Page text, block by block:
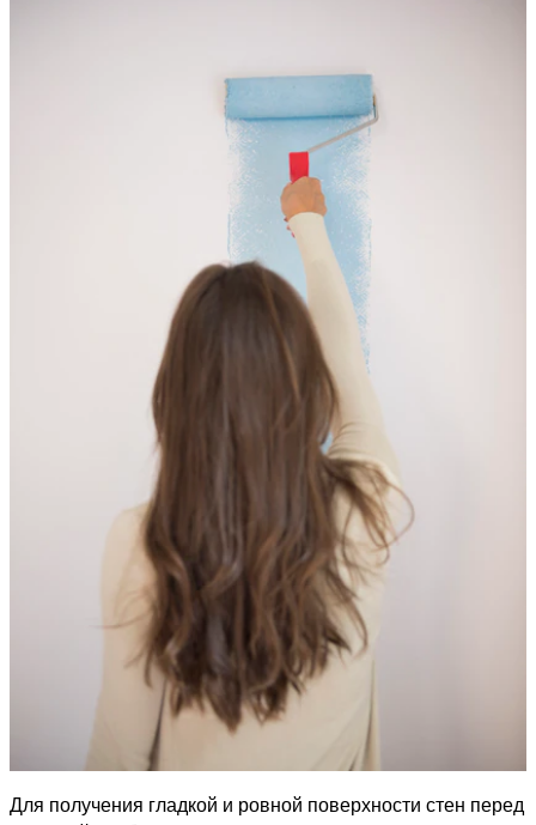
Для получения гладкой и ровной поверхности стен перед